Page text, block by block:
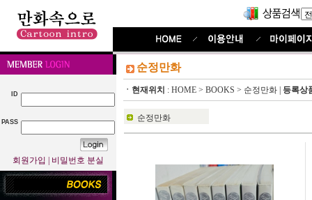
ID
PASS
회원가입 비밀번호 분실
순정만화
ㆍ현재위치 : HOME > BOOKS > 순정만화 등록상
순정만화